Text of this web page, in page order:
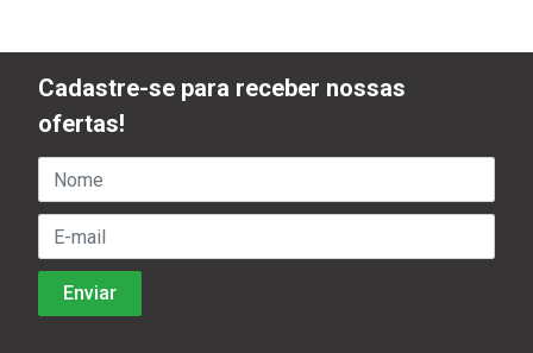
Cadastre-se para receber nossas
ofertas!